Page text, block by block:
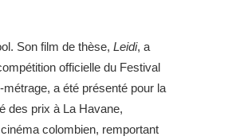
Son film de thèse, Leidi, a
officielle du Festival
a été présenté pour la
des prix à La Havane,
colombien, remportant